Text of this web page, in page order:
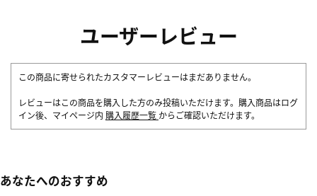
ユーザーレビュー
この商品に寄せられたカスタマーレビューはまだありません。
レビューはこの商品を購入した方のみ投稿いただけます。購入商品はログ
イン後、マイページ内 購入履歴一覧 からご確認いただけます。
あなたへのおすすめ